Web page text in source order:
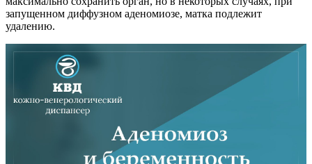
запущенном диффузном аденомиозе, матка подлежит
удалению.